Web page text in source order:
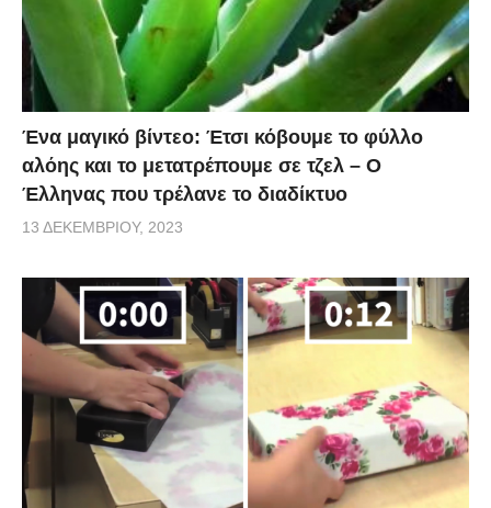
Ένα μαγικό βίντεο: Έτσι κόβουμε το φύλλο
αλόης και το μετατρέπουμε σε τζελ – O
Έλληνας που τρέλανε το διαδίκτυο
13 ΔΕΚΕΜΒΡΊΟΥ, 2023